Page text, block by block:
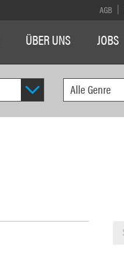
AGB
ÜBER UNS JOBS